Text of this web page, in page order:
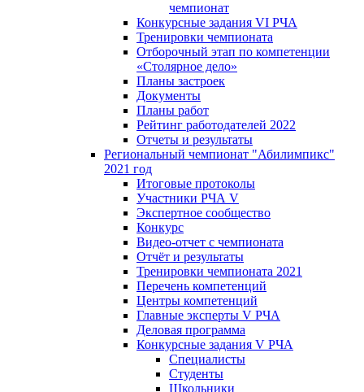
чемпионат
Конкурсные задания VI РЧА
Тренировки чемпионата
Отборочный этап по компетенции
«Столярное дело»
Планы застроек
Документы
Планы работ
Рейтинг работодателей 2022
Отчеты и результаты
Региональный чемпионат "Абилимпикс"
2021 год
Итоговые протоколы
Участники РЧА V
Экспертное сообщество
Конкурс
Видео-отчет с чемпионата
Отчёт и результаты
Тренировки чемпионата 2021
Перечень компетенций
Центры компетенций
Главные эксперты V РЧА
Деловая программа
Конкурсные задания V РЧА
Специалисты
Студенты
Школьники